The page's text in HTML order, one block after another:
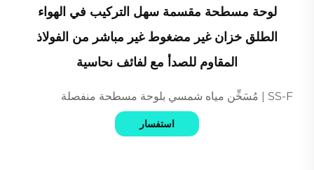
لوحة مسطحة مقسمة سهل التركيب في الهواء
الطلق خزان غير مضغوط غير مباشر من الفولاذ
المقاوم للصدأ مع لفائف نحاسية
SS-F | مُسَخِّن مياه شمسي بلوحة مسطحة منفصلة
استفسار